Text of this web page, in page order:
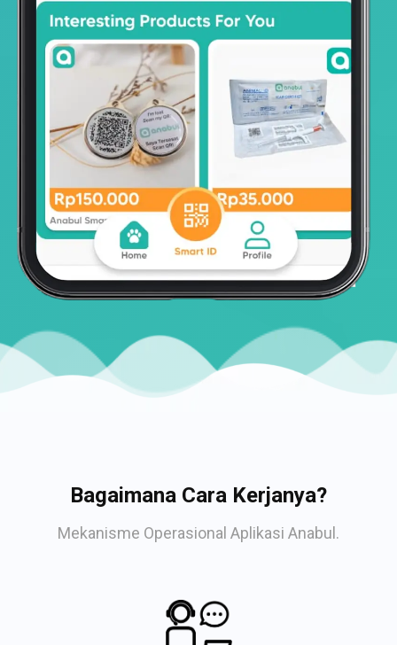
Bagaimana Cara Kerjanya?
Mekanisme Operasional Aplikasi Anabul.